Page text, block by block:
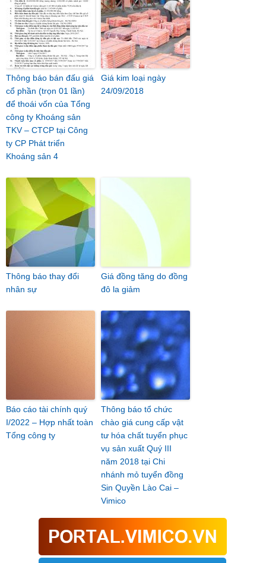
Thông báo bán đấu giá
cổ phần (trọn 01 lần)
để thoái vốn của Tổng
công ty Khoáng sản
TKV – CTCP tại Công
ty CP Phát triển
Khoáng sản 4
Giá kim loại ngày
24/09/2018
Thông báo thay đổi
nhân sự
Giá đồng tăng do đồng
đô la giảm
Báo cáo tài chính quý
I/2022 – Hợp nhất toàn
Tổng công ty
Thông báo tổ chức
chào giá cung cấp vật
tư hóa chất tuyển phục
vụ sản xuất Quý III
năm 2018 tại Chi
nhánh mỏ tuyển đồng
Sin Quyền Lào Cai –
Vimico